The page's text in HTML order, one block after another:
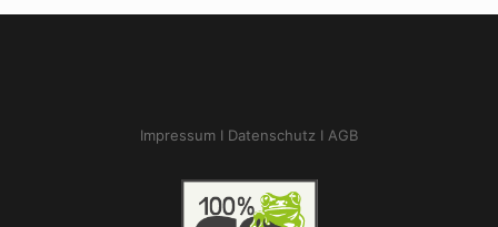
Impressum I Datenschutz I AGB